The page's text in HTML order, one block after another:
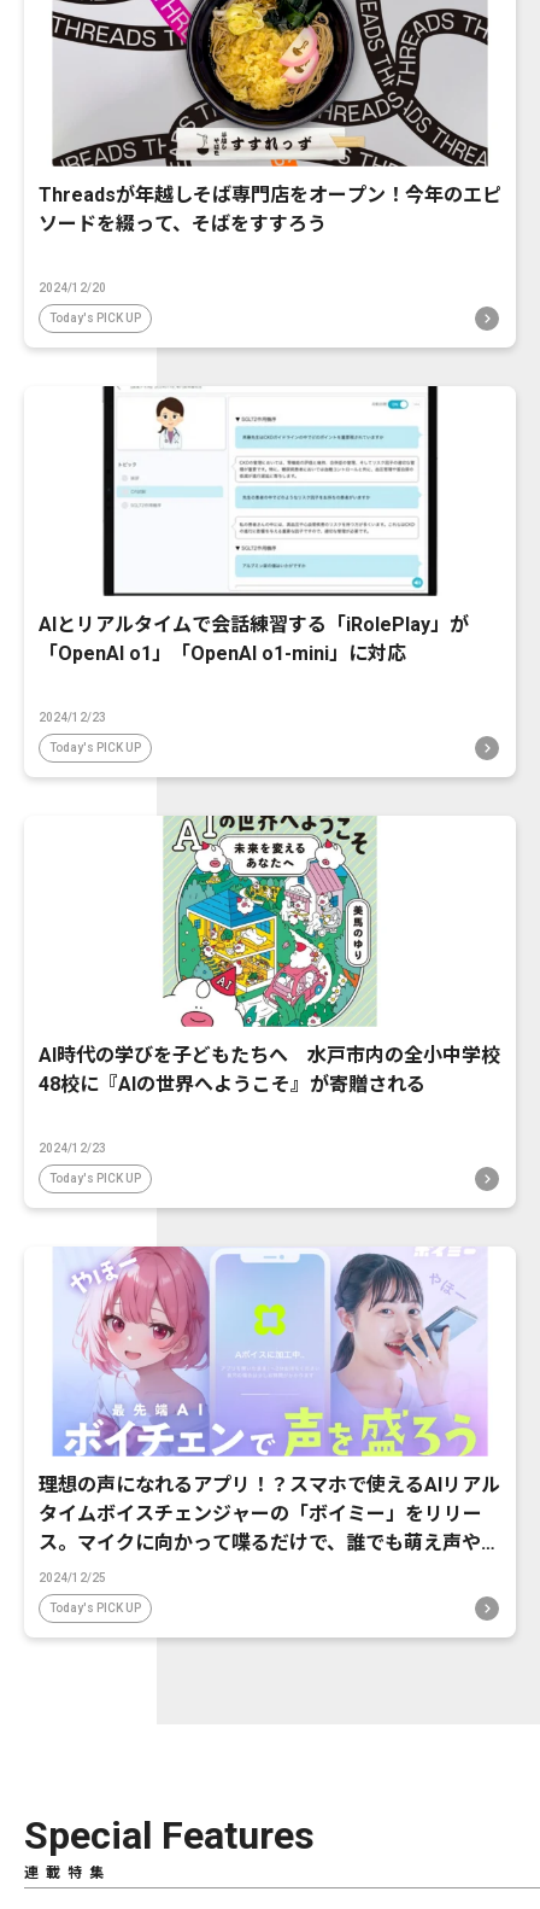
Threadsが年越しそば専門店をオープン！今年のエピ
ソードを綴って、そばをすすろう
2024/12/20
Today's PICK UP
AIとリアルタイムで会話練習する「iRolePlay」が
「OpenAI o1」「OpenAI o1-mini」に対応
2024/12/23
Today's PICK UP
AI時代の学びを子どもたちへ 水戸市内の全小中学校
48校に『AIの世界へようこそ』が寄贈される
2024/12/23
Today's PICK UP
理想の声になれるアプリ！？スマホで使えるAIリアル
タイムボイスチェンジャーの「ボイミー」をリリー
ス。マイクに向かって喋るだけで、誰でも萌え声やイ
ケボ風に音声変換が可能に。
2024/12/25
Today's PICK UP
Special Features
連載特集